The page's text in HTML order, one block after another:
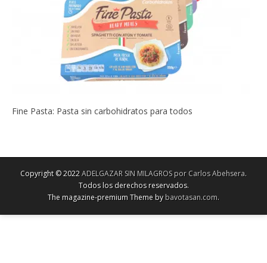
Fine Pasta: Pasta sin carbohidratos para todos
Copyright © 2022ADELGAZAR SIN MILAGROS por Carlos Abehsera.
Todos los derechos reservados.
The magazine-premium Theme bybavotasan.com.